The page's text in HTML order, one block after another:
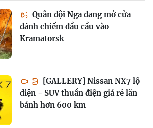
Quân đội Nga đang mở cửa
đánh chiếm đầu cầu vào
Kramatorsk
[GALLERY] Nissan NX7 lộ
diện - SUV thuần điện giá rẻ lăn
bánh hơn 600 km